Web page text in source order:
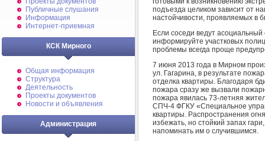
Публичные слушания
Информация
Интернет-приемная
КСК Мирного
Общая информация
Структура
Деятельность
Проекты документов
Новости и объявления
Администрация
подъезда целиком зависит от
настойчивости, проявляемых в
Если соседи ведут
информируйте участковых
проблемы всегда проще
7 июня 2013 года в Мирном
ул. Гагарина, в результате
отделка квартиры. Благодаря
пожара сразу же вызвали
пожара явилась 73-летняя
СПЧ-4 ФГКУ «Специальное
квартиры. Распространения
избежать, но стойкий запах
напоминать им о случившимся.